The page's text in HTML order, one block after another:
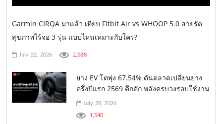
Garmin CIRQA มาแล้ว เทียบ Fitbit Air vs WHOOP 5.0 สายรัด
สุขภาพไร้จอ 3 รุ่น แบบไหนเหมาะกับใคร?
July 22, 2026 2,088
ยาง EV โตพุ่ง 67.54% ดันตลาดเปลี่ยนยาง
ครึ่งปีแรก 2569 คึกคัก หลังครบวงรอบใช้งาน
July 28, 2026
1,540